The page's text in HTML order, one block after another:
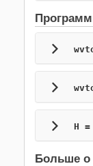
H
Больше о